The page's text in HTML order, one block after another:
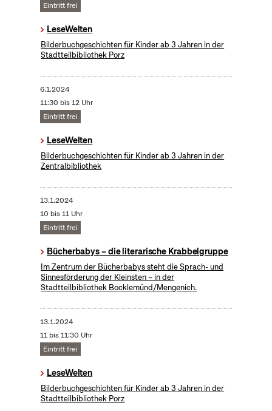
Eintritt frei
LeseWelten
Bilderbuchgeschichten für Kinder ab 3 Jahren in der
Stadtteilbibliothek Porz
6.1.2024
11:30 bis 12 Uhr
Eintritt frei
LeseWelten
Bilderbuchgeschichten für Kinder ab 3 Jahren in der
Zentralbibliothek
13.1.2024
10 bis 11 Uhr
Eintritt frei
Bücherbabys – die literarische Krabbelgruppe
Im Zentrum der Bücherbabys steht die Sprach- und
Sinnesförderung der Kleinsten – in der
Stadtteilbibliothek Bocklemünd/Mengenich.
13.1.2024
11 bis 11:30 Uhr
Eintritt frei
LeseWelten
Bilderbuchgeschichten für Kinder ab 3 Jahren in der
Stadtteilbibliothek Porz